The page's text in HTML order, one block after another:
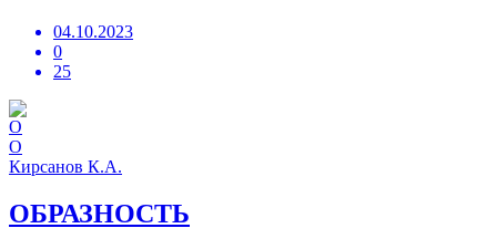
04.10.2023
0
25
О
Кирсанов К.А.
ОБРАЗНОСТЬ